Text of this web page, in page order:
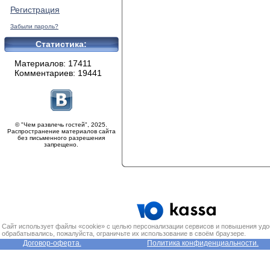
Регистрация
Забыли пароль?
Статистика:
Материалов: 17411
Комментариев: 19441
© "Чем развлечь гостей", 2025.
Распространение материалов сайта
без письменного разрешения
запрещено.
Сайт использует файлы «cookie» с целью персонализации сервисов и повышения
обрабатывались, пожалуйста, ограничьте их использование в своём браузере.
Договор-оферта. Политика конфиденциальности.